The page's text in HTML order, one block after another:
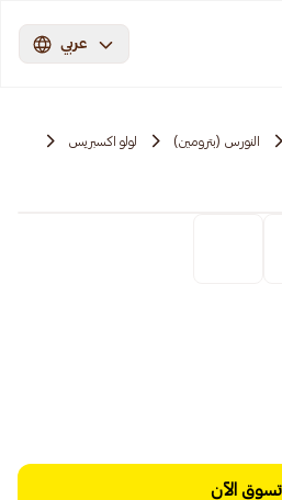
عربي
النورس (بترومين)
لولو اكسبريس
تسوق الآن